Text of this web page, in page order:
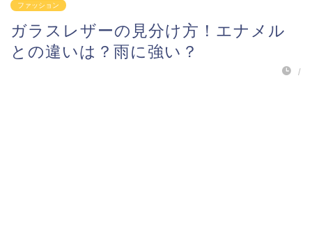
ファッション
ガラスレザーの見分け方！エナメル
との違いは？雨に強い？
/